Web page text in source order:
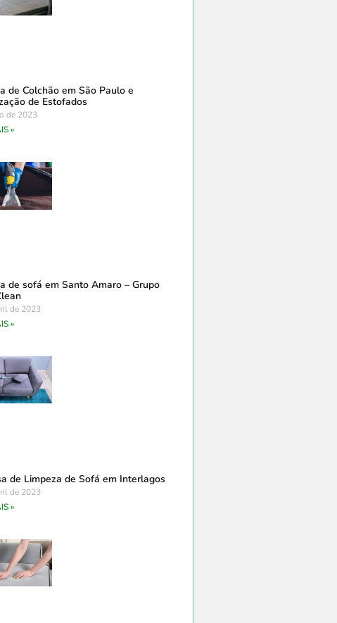
de Colchão em São Paulo e
de Estofados
de 2023
»
de sofá em Santo Amaro – Grupo
de 2023
»
de Limpeza de Sofá em Interlagos
de 2023
»